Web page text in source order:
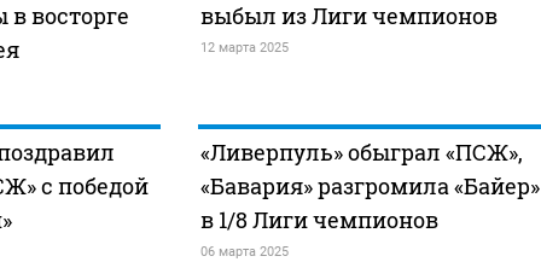
восторге
выбыл из Лиги чемпионов
12 марта 2025
с победой
«Ливерпуль» обыграл «ПСЖ»,
«Бавария» разгромила «Байер»
в 1/8 Лиги чемпионов
06 марта 2025